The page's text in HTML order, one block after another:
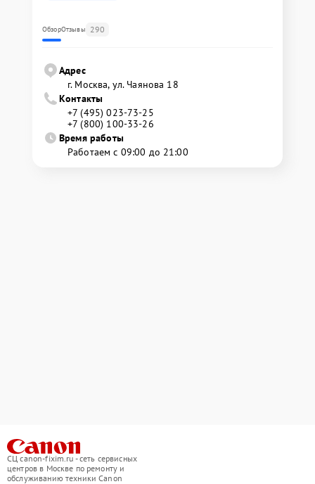
ОбзорОтзывы 290
Адрес
г. Москва, ул. Чаянова 18
Контакты
+7 (495) 023-73-25
+7 (800) 100-33-26
Время работы
Работаем с 09:00 до 21:00
СЦ canon-fixim.ru - сеть сервисных
центров в Москве по ремонту и
обслуживанию техники Canon